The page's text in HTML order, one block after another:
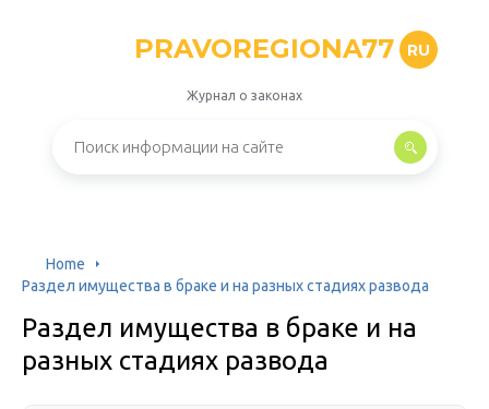
PRAVOREGIONA77 RU
Журнал о законах
Home
Раздел имущества в браке и на разных стадиях развода
Раздел имущества в браке и на
разных стадиях развода